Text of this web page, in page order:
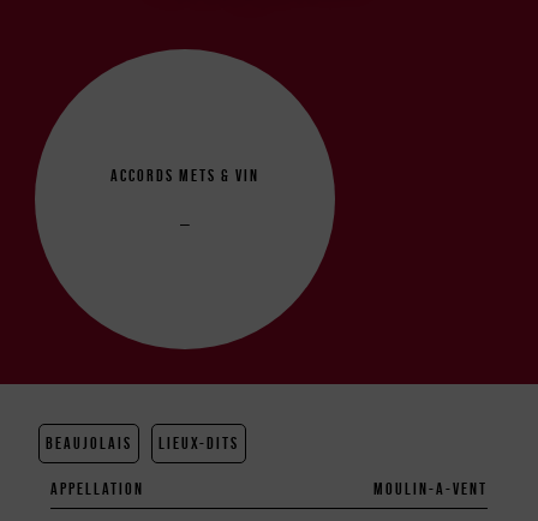
ACCORDS METS & VIN
–
BEAUJOLAIS LIEUX-DITS
APPELLATION MOULIN-A-VENT